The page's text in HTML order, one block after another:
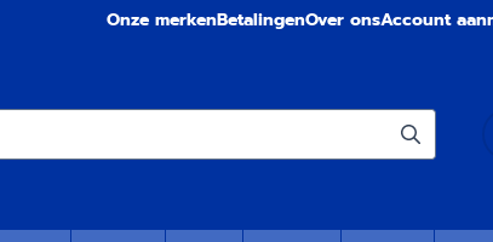
Onze merkenBetalingenOver onsAccount